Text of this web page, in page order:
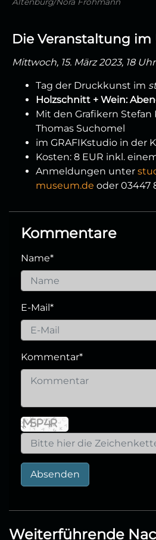
Die Veranstaltung im
Mittwoch, 15. März 2023, 18 Uhr
Tag der Druckkunst im
Holzschnitt + Wein:
Mit den Grafikern
Thomas Suchomel
im GRAFIKstudio in der
Kosten: 8 EUR inkl.
Anmeldungen unter
museum.de oder 03447
Kommentare
Name*
E-Mail*
Kommentar*
Absenden
Weiterführende